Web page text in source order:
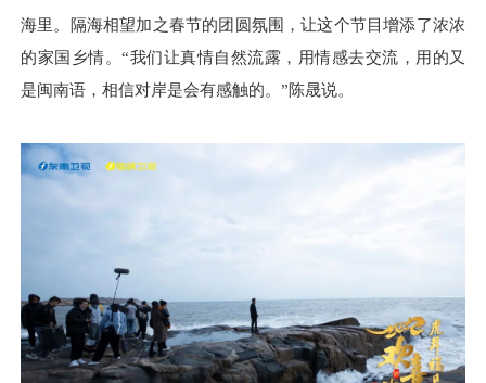
海里。隔海相望加之春节的团圆氛围，让这个节目增添了浓浓
的家国乡情。“我们让真情自然流露，用情感去交流，用的又
是闽南语，相信对岸是会有感触的。”陈晟说。